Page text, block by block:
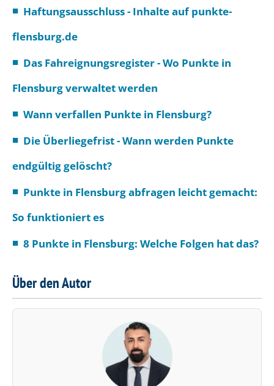
Haftungsausschluss - Inhalte auf punkte-
flensburg.de
Das Fahreignungsregister - Wo Punkte in
Flensburg verwaltet werden
Wann verfallen Punkte in Flensburg?
Die Überliegefrist - Wann werden Punkte
endgültig gelöscht?
Punkte in Flensburg abfragen leicht gemacht:
So funktioniert es
8 Punkte in Flensburg: Welche Folgen hat das?
Über den Autor